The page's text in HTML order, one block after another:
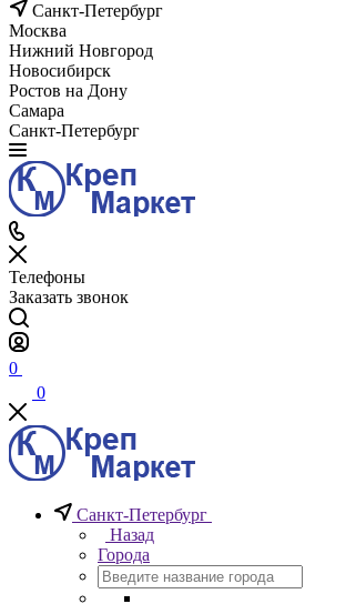
Санкт-Петербург
Москва
Нижний Новгород
Новосибирск
Ростов на Дону
Самара
Санкт-Петербург
Телефоны
Заказать звонок
0
0
Санкт-Петербург
Назад
Города